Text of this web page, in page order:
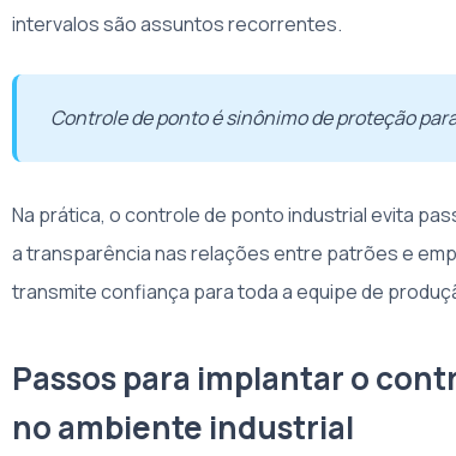
intervalos são assuntos recorrentes.
Controle de ponto é sinônimo de proteção
Na prática, o controle de ponto industrial evita
a transparência nas relações entre patrões e
transmite confiança para toda a equipe de
Passos para implantar o
no ambiente industrial